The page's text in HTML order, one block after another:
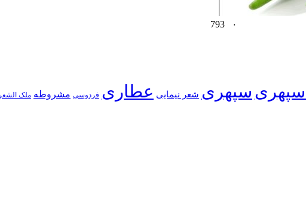
۰
سپهری شعر نیمایی عطاری فردوسی مشروطه ملک